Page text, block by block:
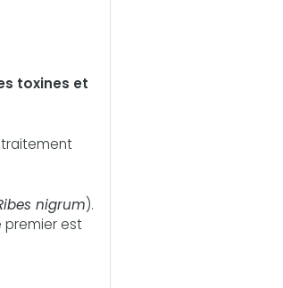
toxines et
traitement
nigrum).
premier est